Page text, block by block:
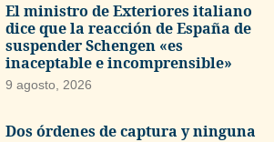
El ministro de Exteriores italiano
dice que la reacción de España de
suspender Schengen «es
inaceptable e incomprensible»
9 agosto, 2026
Dos órdenes de captura y ninguna